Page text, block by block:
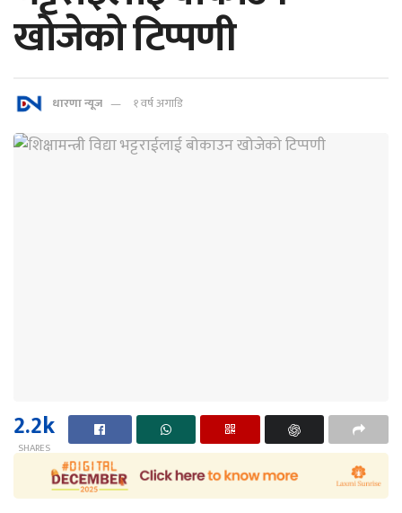
खोजेको टिप्पणी
धारणा न्यूज १ वर्ष अगाडि
2.2k
SHARES